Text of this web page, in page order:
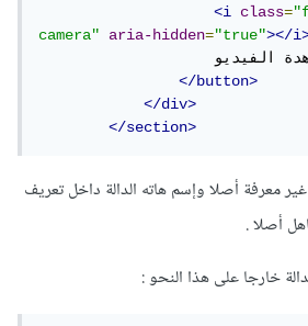
<i
class=
camera"
aria-hidden="true"></
                    مشاهدة الفيديو
</button>
</div>
</section>
معرفة أصلا وإسم هاته الدالة داخل تعريف
خارجا على هذا النحو :